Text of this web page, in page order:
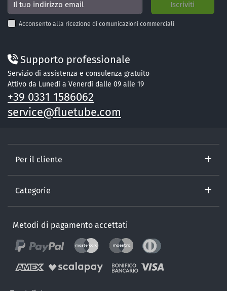
Acconsento alla ricezione di comunicazioni commerciali
Supporto professionale
Servizio di assistenza e consulenza gratuito
Attivo da Lunedì a Venerdì dalle 09 alle 19
+39 0331 1586062
service@fluetube.com
Per il cliente
Categorie
Metodi di pagamento accettati